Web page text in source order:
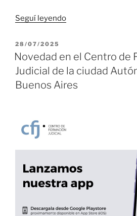
Seguí leyendo“Invitación:
la
comunicación
redes
PUBLICADO
EL
28/07/2025
Novedad en el Centro de
Judicial de la ciudad
Buenos Aires